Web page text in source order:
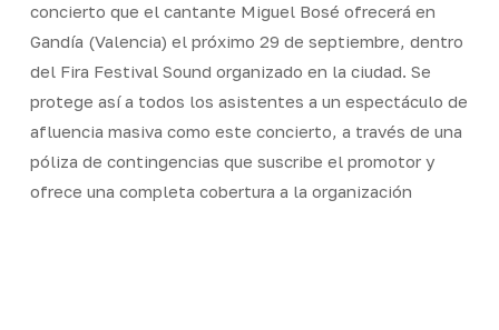
concierto que el cantante Miguel Bosé ofrecerá en
Gandía (Valencia) el próximo 29 de septiembre, dentro
del Fira Festival Sound organizado en la ciudad. Se
protege así a todos los asistentes a un espectáculo de
afluencia masiva como este concierto, a través de una
póliza de contingencias que suscribe el promotor y
ofrece una completa cobertura a la organización